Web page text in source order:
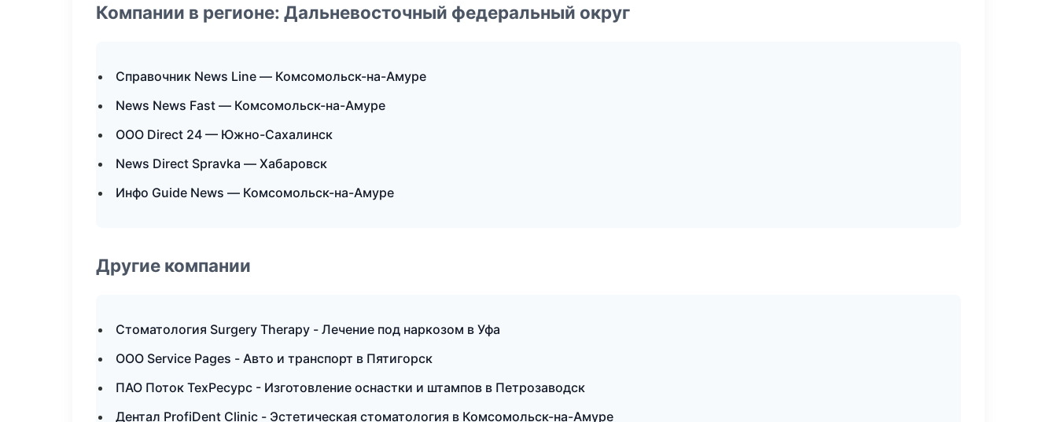
Компании в регионе: Дальневосточный федеральный округ
Справочник News Line — Комсомольск-на-Амуре
News News Fast — Комсомольск-на-Амуре
ООО Direct 24 — Южно-Сахалинск
News Direct Spravka — Хабаровск
Инфо Guide News — Комсомольск-на-Амуре
Другие компании
Стоматология Surgery Therapy - Лечение под наркозом в Уфа
ООО Service Pages - Авто и транспорт в Пятигорск
ПАО Поток ТехРесурс - Изготовление оснастки и штампов в Петрозаводск
Дентал ProfiDent Clinic - Эстетическая стоматология в Комсомольск-на-Амуре